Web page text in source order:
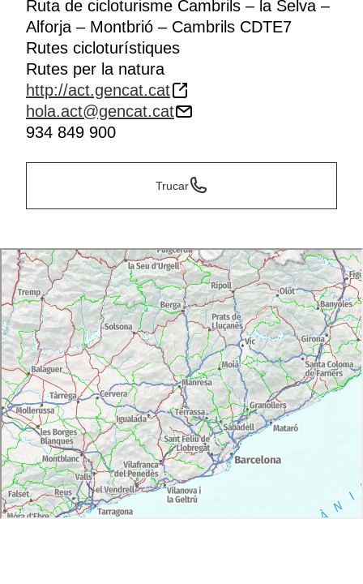
Ruta de cicloturisme Cambrils – la Selva –
Alforja – Montbrió – Cambrils CDTE7
Rutes cicloturístiques
Rutes per la natura
http://act.gencat.cat
hola.act@gencat.cat
934 849 900
Trucar